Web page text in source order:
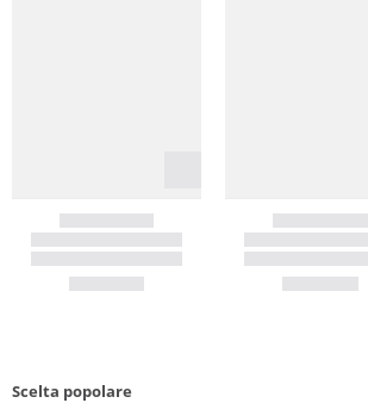
Scelta popolare